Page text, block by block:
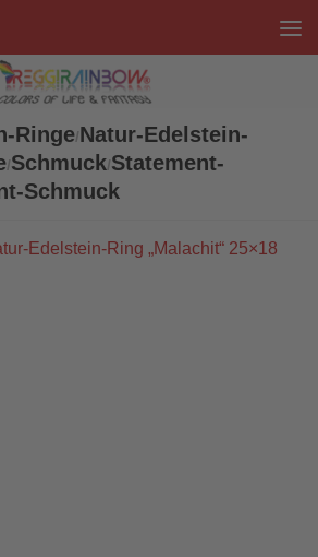
Ringe/Natur-Edelstein-
/Schmuck/Statement-
Schmuck
Edelstein-Ring „Malachit“ 25×18